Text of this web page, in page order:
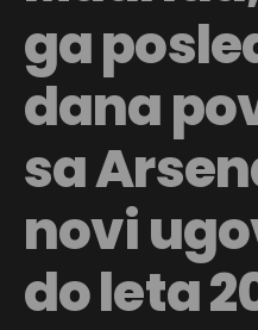
ga
dana
sa
novi
do leta